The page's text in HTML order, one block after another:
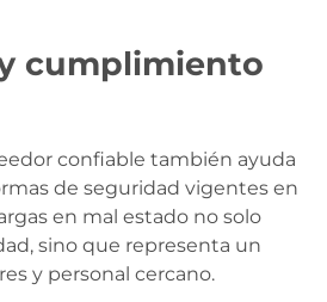
cumplimiento
confiable también ayuda
de seguridad vigentes en
en mal estado no solo
sino que representa un
y personal cercano.